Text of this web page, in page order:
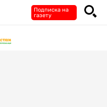
Подписка на
газету